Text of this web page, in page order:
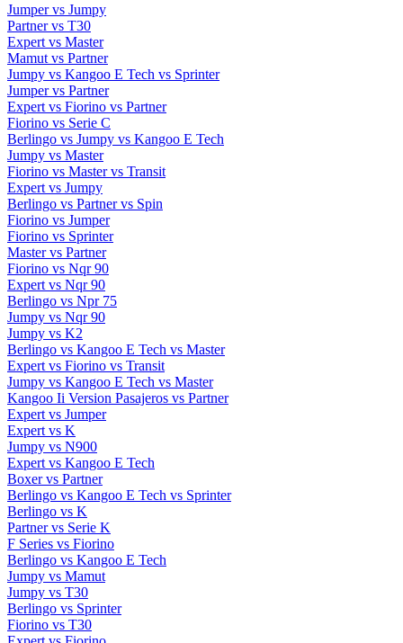
Jumper vs Jumpy
Partner vs T30
Expert vs Master
Mamut vs Partner
Jumpy vs Kangoo E Tech vs Sprinter
Jumper vs Partner
Expert vs Fiorino vs Partner
Fiorino vs Serie C
Berlingo vs Jumpy vs Kangoo E Tech
Jumpy vs Master
Fiorino vs Master vs Transit
Expert vs Jumpy
Berlingo vs Partner vs Spin
Fiorino vs Jumper
Fiorino vs Sprinter
Master vs Partner
Fiorino vs Nqr 90
Expert vs Nqr 90
Berlingo vs Npr 75
Jumpy vs Nqr 90
Jumpy vs K2
Berlingo vs Kangoo E Tech vs Master
Expert vs Fiorino vs Transit
Jumpy vs Kangoo E Tech vs Master
Kangoo Ii Version Pasajeros vs Partner
Expert vs Jumper
Expert vs K
Jumpy vs N900
Expert vs Kangoo E Tech
Boxer vs Partner
Berlingo vs Kangoo E Tech vs Sprinter
Berlingo vs K
Partner vs Serie K
F Series vs Fiorino
Berlingo vs Kangoo E Tech
Jumpy vs Mamut
Jumpy vs T30
Berlingo vs Sprinter
Fiorino vs T30